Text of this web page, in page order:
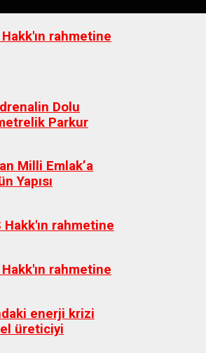
rahmetine
Dolu
Parkur
Milli Emlak’a
Yapısı
rahmetine
rahmetine
enerji krizi
üreticiyi